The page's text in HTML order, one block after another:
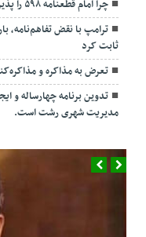
چرا امام قطعنامه ۵۹۸ را پذیرفت؟/ ۲+۴ دلیل
ترامپ با نقض تفاهم‌نامه،
ثابت کرد
تعرض به مذاکره و
تدوین برنامه چهارساله و
مدیریت شهری رشت است.